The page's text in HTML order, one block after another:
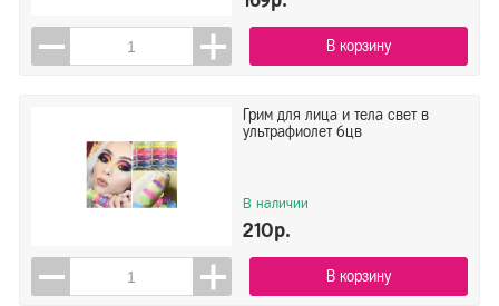
В корзину
Грим для лица и тела свет в
ультрафиолет 6цв
В наличии
210р.
В корзину